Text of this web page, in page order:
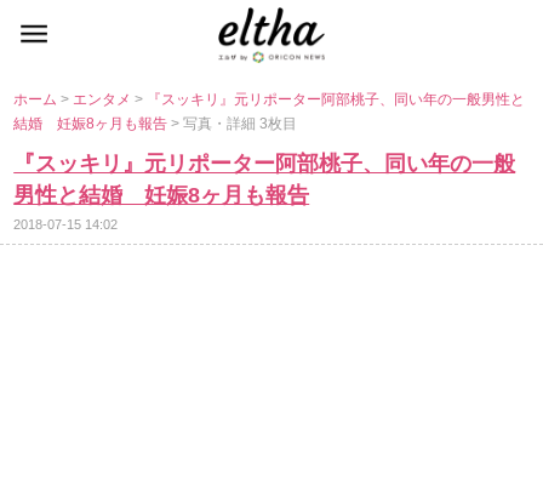
ホーム> エンタメ>
『スッキリ』元リポーター阿部桃子、同い年の一般男性と
結婚 妊娠8ヶ月も報告> 写真・詳細 3枚目
『スッキリ』元リポーター阿部桃子、同い年の一般
男性と結婚 妊娠8ヶ月も報告
2018-07-15 14:02